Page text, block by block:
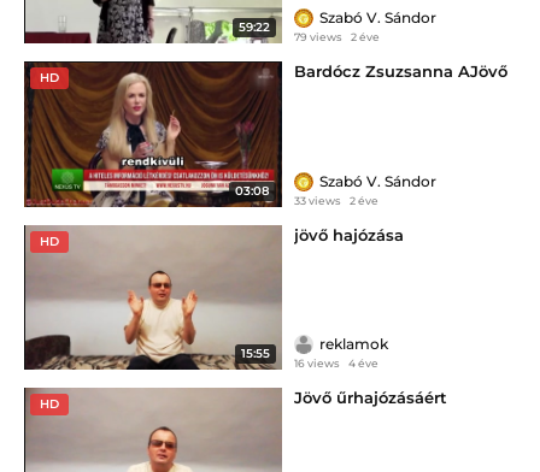
59:22
Szabó V. Sándor
79 views 2 éve
HD
03:08
Bardócz Zsuzsanna AJövő
Szabó V. Sándor
33 views 2 éve
HD
15:55
jövő hajózása
reklamok
16 views 4 éve
HD Jövő űrhajózásáért